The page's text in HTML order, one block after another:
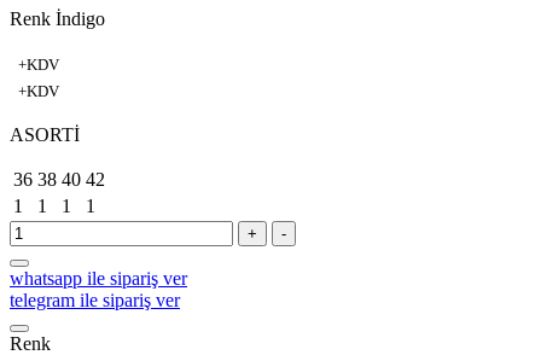
Renk İndigo
+KDV
+KDV
ASORTİ
36 38 40 42
1
1 1 1
+ -
whatsapp ile sipariş ver
telegram ile sipariş ver
Renk